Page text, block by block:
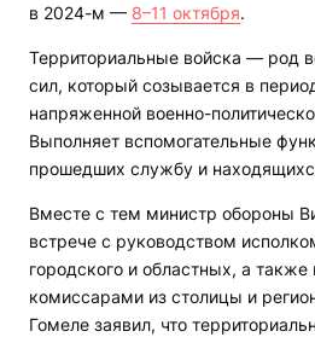
в 2024-м — 8–11 октября.
Территориальные войска — род
сил, который созывается в
напряженной военно-
Выполняет вспомогательные
прошедших службу и
Вместе с тем министр обороны
встрече с руководством
городского и областных, а
комиссарами из столицы и
Гомеле заявил, что